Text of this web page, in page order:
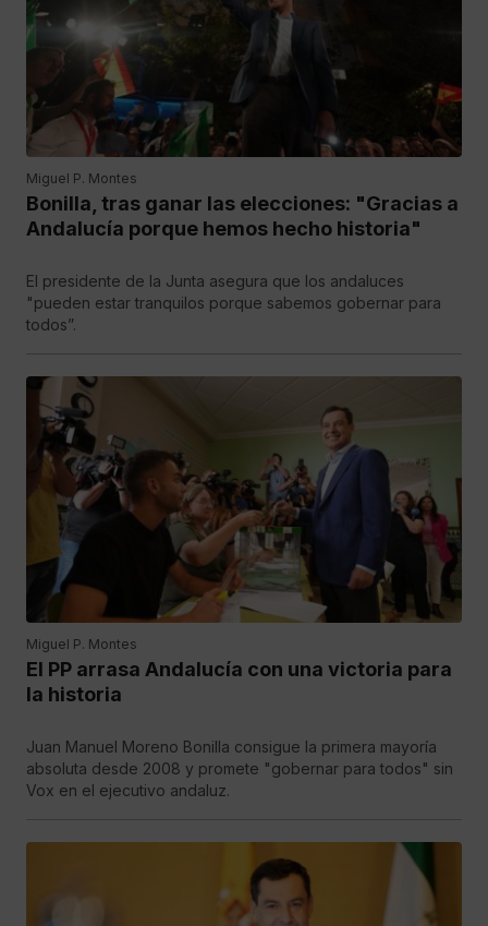
Miguel P. Montes
Bonilla, tras ganar las elecciones: "Gracias a
Andalucía porque hemos hecho historia"
El presidente de la Junta asegura que los andaluces
"pueden estar tranquilos porque sabemos gobernar para
todos”.
Miguel P. Montes
El PP arrasa Andalucía con una victoria para
la historia
Juan Manuel Moreno Bonilla consigue la primera mayoría
absoluta desde 2008 y promete "gobernar para todos" sin
Vox en el ejecutivo andaluz.